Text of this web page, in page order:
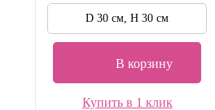
D 30 см, H 30 см
В корзину
Купить в 1 клик